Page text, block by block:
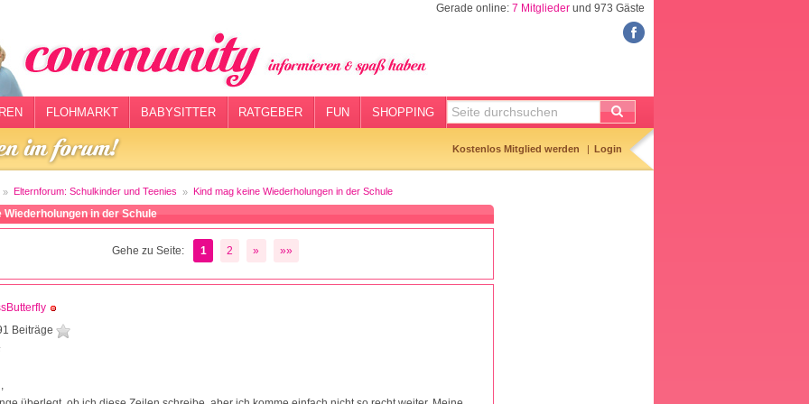
Gerade online: 7 Mitglieder und 973 Gäste
FLOHMARKT BABYSITTER RATGEBER FUN SHOPPING
Kostenlos Mitglied werden Login
Elternforum: Schulkinder und Teenies Kind mag keine Wiederholungen in der Schule
Wiederholungen in der Schule
Gehe zu Seite: 1 2 » »»
Beiträge